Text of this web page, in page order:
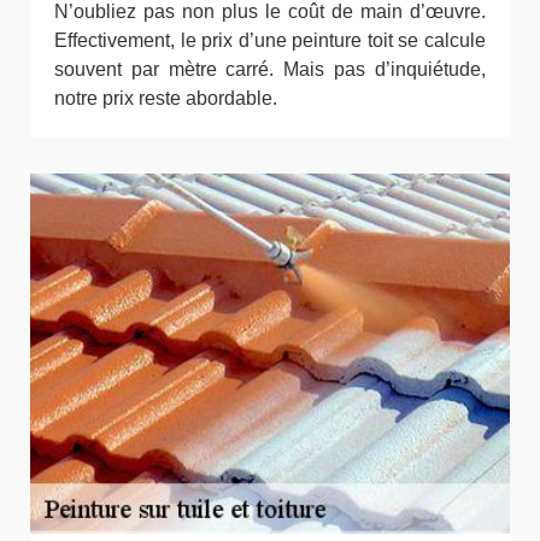
N’oubliez pas non plus le coût de main d’œuvre.
Effectivement, le prix d’une peinture toit se calcule
souvent par mètre carré. Mais pas d’inquiétude,
notre prix reste abordable.